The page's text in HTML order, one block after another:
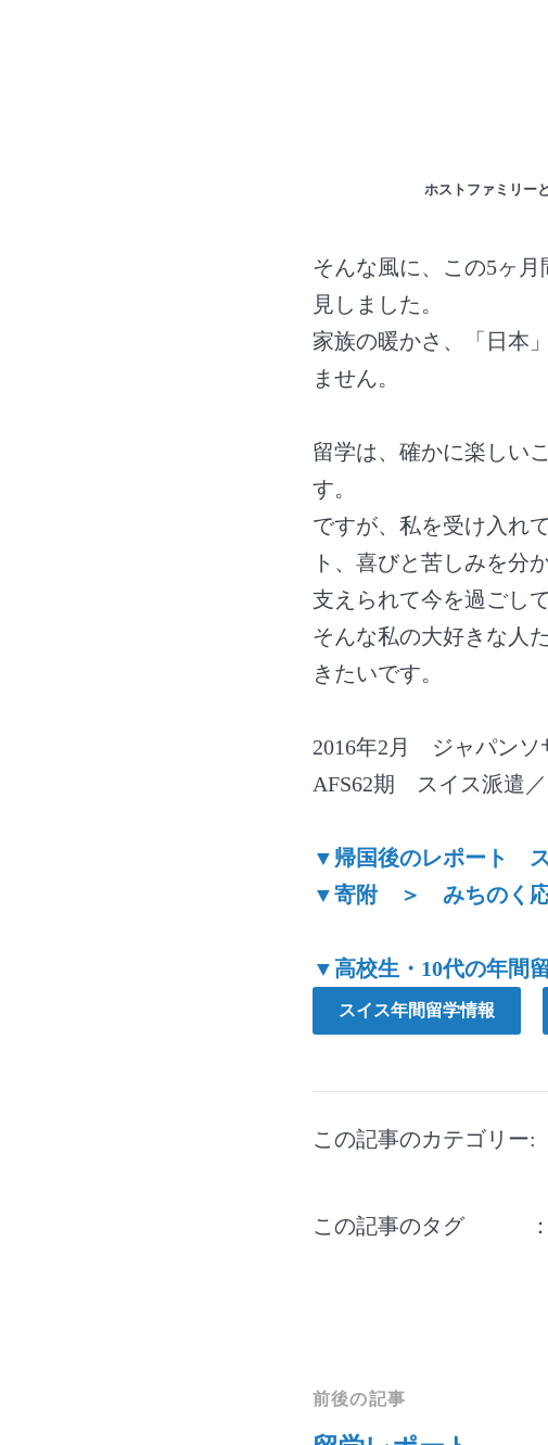
ホストファミリー
そんな風に、この5ヶ
見しました。
家族の暖かさ、「日本
ません。
留学は、確かに楽しい
す。
ですが、私を受け入れ
ト、喜びと苦しみを分
支えられて今を過ごし
そんな私の大好きな人
きたいです。
2016年2月 ジャパンソ
AFS62期 スイス派遣
▼帰国後のレポート ス
▼寄附 ＞ みちのく応
▼高校生・10代の年間
スイス年間留学情報
この記事のカテゴリー:
この記事のタグ
前後の記事